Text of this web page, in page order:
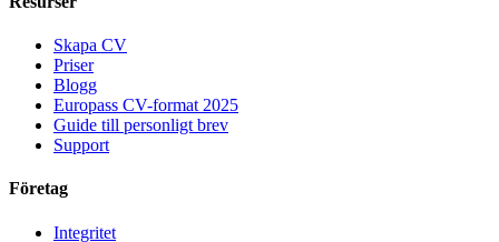
Skapa CV
Priser
Blogg
Europass CV-format 2025
Guide till personligt brev
Support
Företag
Integritet